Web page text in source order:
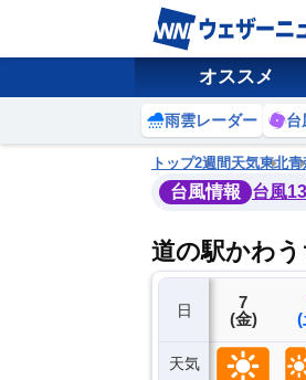
オススメ
雨雲レーダー 台
トップ2週間天気東北青
台風情報 台風
道の駅かわ
日
天気
6
(木)
7
(金)
(